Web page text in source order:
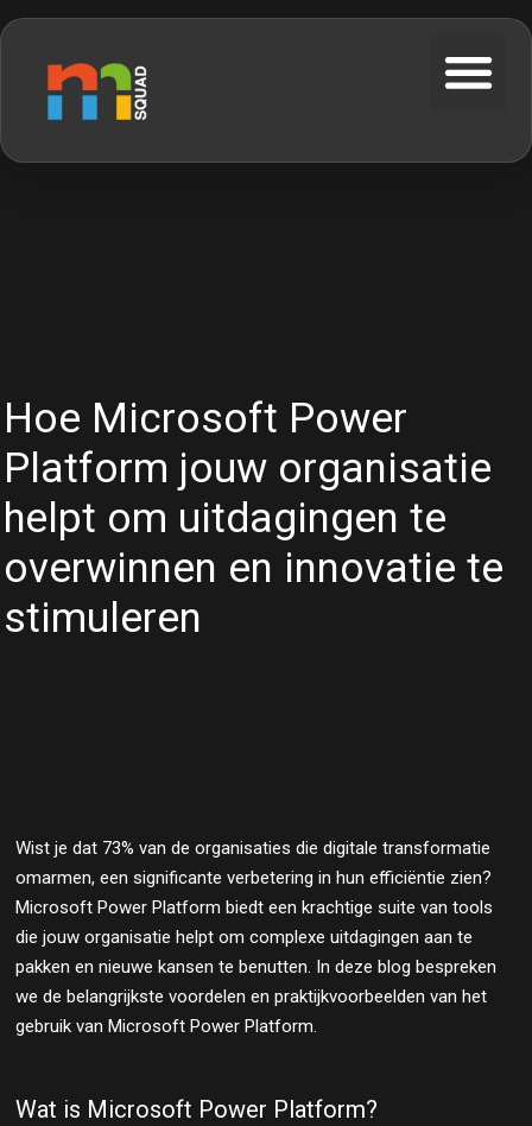
Hoe Microsoft Power
Platform jouw organisatie
helpt om uitdagingen te
overwinnen en innovatie te
stimuleren
Wist je dat 73% van de organisaties die digitale transformatie
omarmen, een significante verbetering in hun efficiëntie zien?
Microsoft Power Platform biedt een krachtige suite van tools
die jouw organisatie helpt om complexe uitdagingen aan te
pakken en nieuwe kansen te benutten. In deze blog bespreken
we de belangrijkste voordelen en praktijkvoorbeelden van het
gebruik van Microsoft Power Platform.
Wat is Microsoft Power Platform?